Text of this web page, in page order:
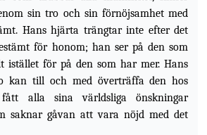
sin tro och sin förnöjsamhet med
Hans hjärta trängtar inte efter det
för honom; han ser på den som
istället för på den som har mer. Hans
kan till och med överträffa den hos
alla sina världsliga önskningar
saknar gåvan att vara nöjd med det